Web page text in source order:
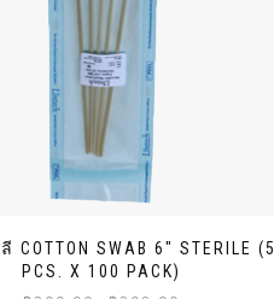
COTTON SWAB 6″ STERILE (5
PCS. X 100 PACK)